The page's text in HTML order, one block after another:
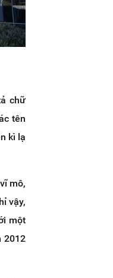
chữ
tên
kì lạ
mô,
vậy,
một
2012